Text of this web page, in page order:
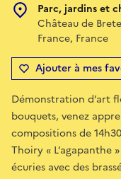
Parc, jardins et
Château de
France, France
Ajouter à mes
Démonstration d’art
bouquets, venez
compositions de
Thoiry « L’agapanthe
écuries avec des